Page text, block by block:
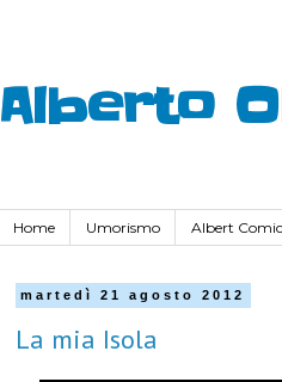
Alberto
Home Umorismo Albert
martedì 21 agosto 2012
La mia Isola